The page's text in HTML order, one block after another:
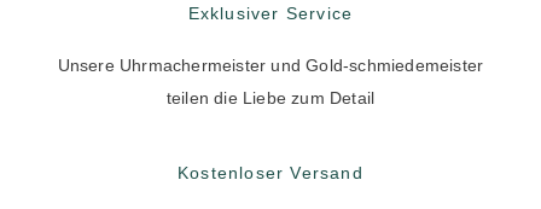
Exklusiver Service
Unsere Uhrmachermeister und Gold-schmiedemeister
teilen die Liebe zum Detail
Kostenloser Versand